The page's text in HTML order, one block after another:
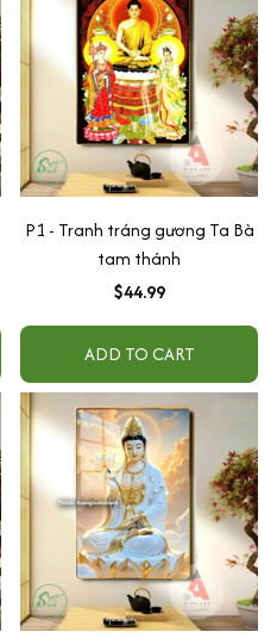
P1 - Tranh tráng gương Ta Bà
tam thánh
$44.99
ADD TO CART